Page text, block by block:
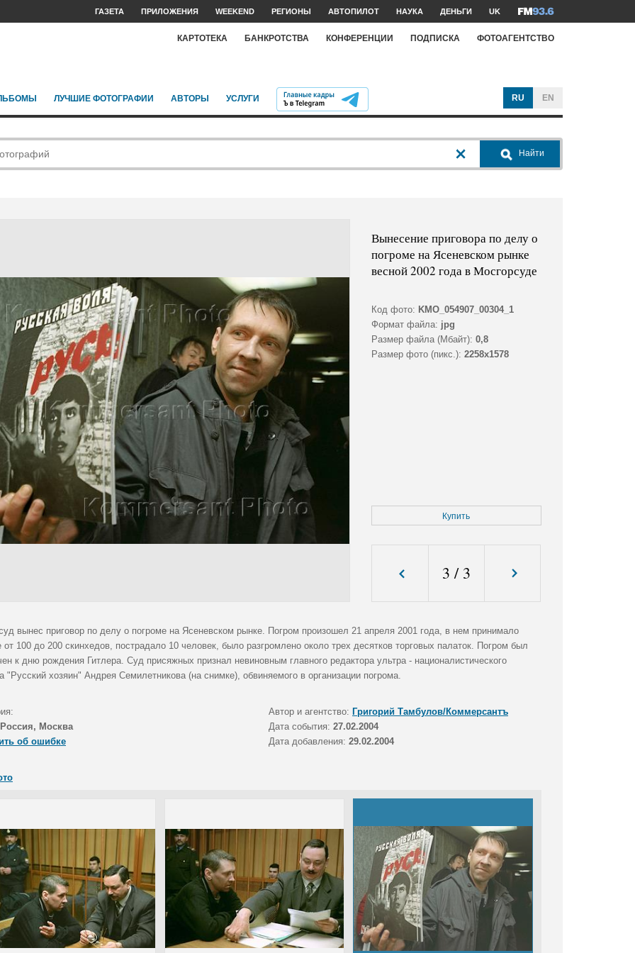
ГАЗЕТА ПРИЛОЖЕНИЯ WEEKEND РЕГИОНЫ АВТОПИЛОТ НАУКА ДЕНЬГИ UK
КАРТОТЕКА БАНКРОТСТВА КОНФЕРЕНЦИИ ПОДПИСКА ФОТОАГЕНТСТВО
ЛУЧШИЕ ФОТОГРАФИИ АВТОРЫ УСЛУГИ RU EN
Найти
Вынесение приговора по делу о
погроме на Ясеневском рынке
весной 2002 года в Мосгорсуде
Код фото: KMO_054907_00304_1
Формат файла: jpg
Размер файла (Мбайт): 0,8
Размер фото (пикс.): 2258x1578
Купить
3 / 3
вынес приговор по делу о погроме на Ясеневском рынке. Погром произошел 21 апреля 2001 года, в нем принимало
от 100 до 200 скинхедов, пострадало 10 человек, было разгромлено около трех десятков торговых палаток. Погром был
к дню рождения Гитлера. Суд присяжных признал невиновным главного редактора ультра - националистического
"Русский хозяин" Андрея Семилетникова (на снимке), обвиняемого в организации погрома.
Автор и агентство: Григорий Тамбулов/Коммерсантъ
Россия, Москва Дата события: 27.02.2004
об ошибке
Дата добавления: 29.02.2004